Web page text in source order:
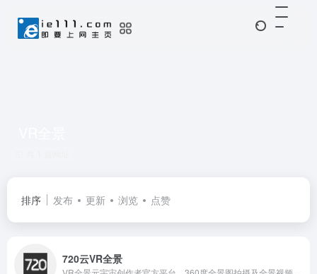
排序 发布 更新 浏览 点赞
720云VR全景